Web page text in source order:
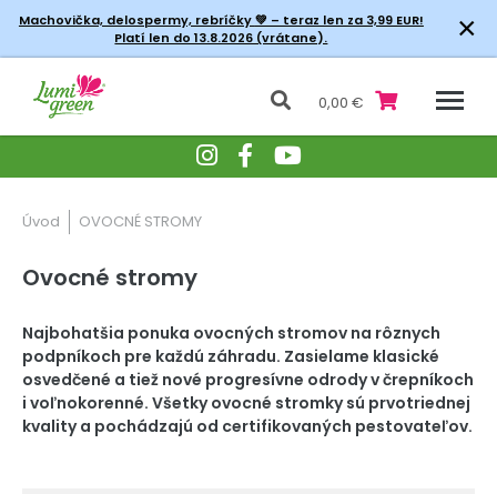
Machovička, delospermy, rebríčky💚 – teraz len za 3,99 EUR!
Platí len do 13.8.2026 (vrátane).
×
0,00 €
Úvod OVOCNÉ STROMY
Ovocné stromy
Najbohatšia ponuka ovocných stromov na rôznych
podpníkoch pre každú záhradu. Zasielame klasické
osvedčené a tiež nové progresívne odrody v črepníkoch
i voľnokorenné. Všetky ovocné stromky sú prvotriednej
kvality a pochádzajú od certifikovaných pestovateľov.